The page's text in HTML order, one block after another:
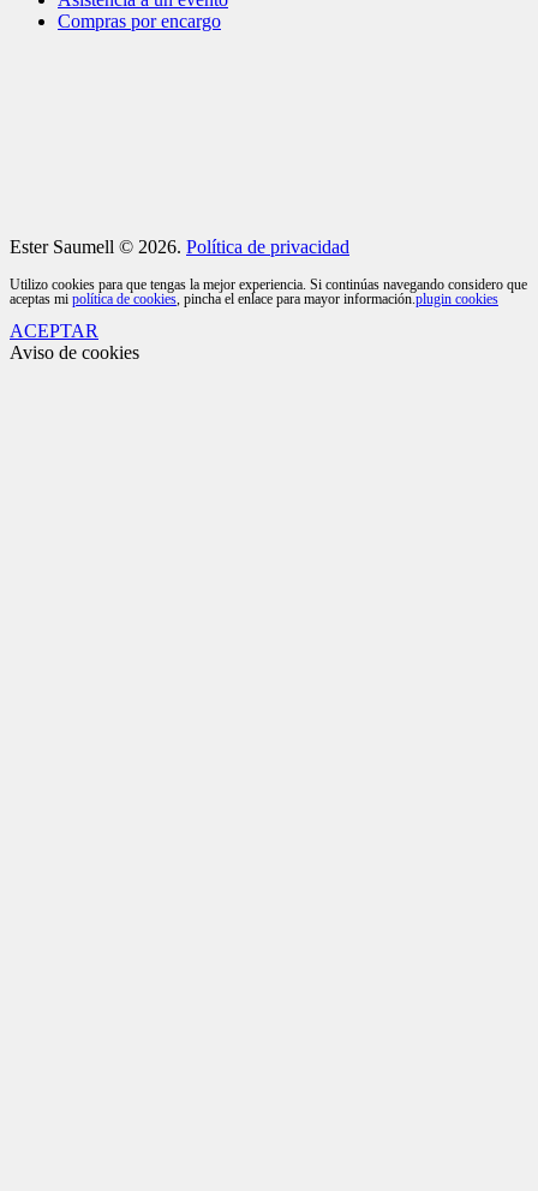
Compras por encargo
Ester Saumell © 2026. Política de privacidad
Utilizo cookies para que tengas la mejor experiencia. Si continúas navegando considero que
aceptas mi política de cookies, pincha el enlace para mayor información.plugin cookies
ACEPTAR
Aviso de cookies